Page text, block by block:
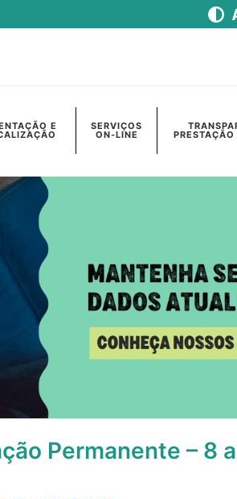
E SERVIÇOS
ON-LINE
Permanente – 8